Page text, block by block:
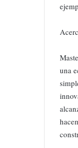
una